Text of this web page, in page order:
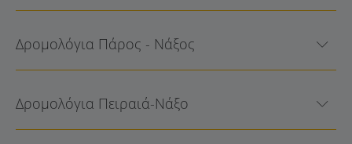
Δρομολόγια Πάρος - Νάξος
Δρομολόγια Πειραιά-Νάξο